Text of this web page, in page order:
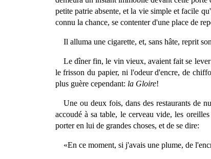
petite patrie absente, et la vie simple et facile
connu la chance, se contenter d'une place de
Il alluma une cigarette, et, sans hâte, reprit
Le dîner fin, le vin vieux, avaient fait se lever
le frisson du papier, ni l'odeur d'encre, de
plus guère cependant: la Gloire!
Une ou deux fois, dans des restaurants de
accoudé à sa table, le cerveau vide, les
porter en lui de grandes choses, et de se dire:
«En ce moment, si j'avais une plume, de